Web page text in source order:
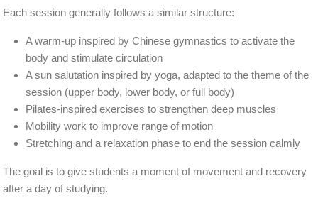
Each session generally follows a similar structure:
A warm-up inspired by Chinese gymnastics to activate the
body and stimulate circulation
A sun salutation inspired by yoga, adapted to the theme of the
session (upper body, lower body, or full body)
Pilates-inspired exercises to strengthen deep muscles
Mobility work to improve range of motion
Stretching and a relaxation phase to end the session calmly
The goal is to give students a moment of movement and recovery
after a day of studying.